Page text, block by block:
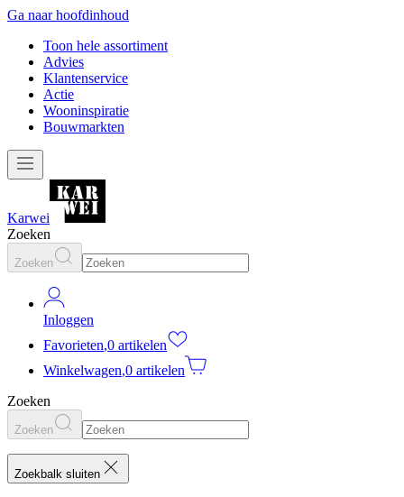
Ga naar hoofdinhoud
Toon hele assortiment
Advies
Klantenservice
Actie
Wooninspiratie
Bouwmarkten
Karwei
Zoeken
Zoeken
Inloggen
Favorieten,0 artikelen
Winkelwagen,0 artikelen
Zoeken
Zoeken
Zoekbalk sluiten